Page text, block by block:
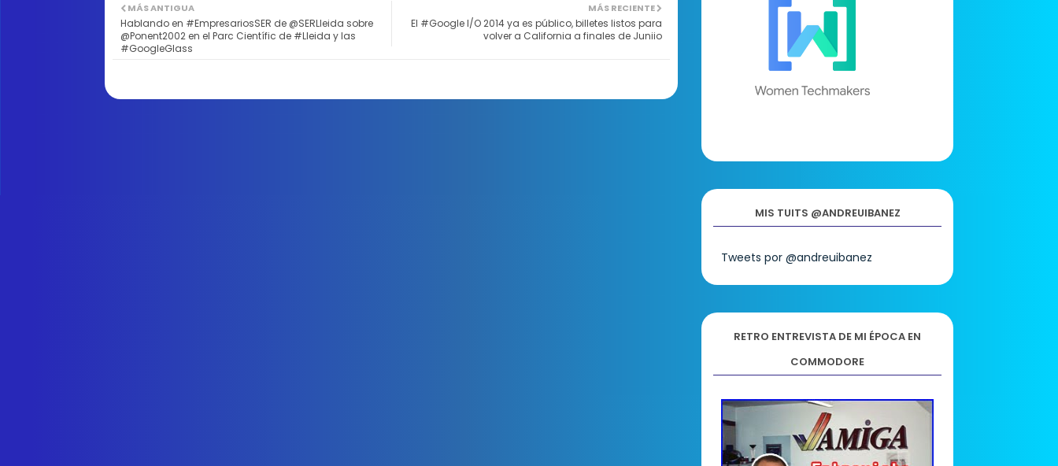
MÁS RECIENTE
El #Google I/O 2014 ya es público, billetes listos para
volver a California a finales de Juniio
MÁS ANTIGUA
Hablando en #EmpresariosSER de @SERLleida sobre
@Ponent2002 en el Parc Científic de #Lleida y las
#GoogleGlass
MIS TUITS @ANDREUIBANEZ
Tweets por @andreuibanez
RETRO ENTREVISTA DE MI ÉPOCA EN
COMMODORE